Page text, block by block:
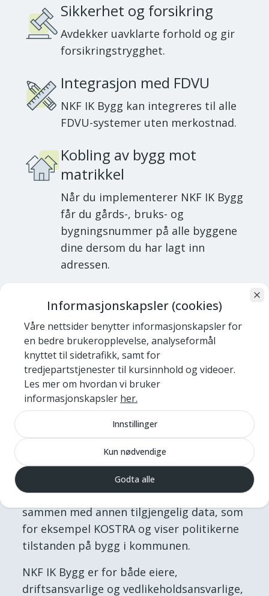
Sikkerhet og forsikring
Avdekker uavklarte forhold og gir
forsikringstrygghet.
Integrasjon med FDVU
NKF IK Bygg kan integreres til alle
FDVU-systemer uten merkostnad.
Kobling av bygg mot
matrikkel
Når du implementerer NKF IK Bygg
får du gårds-, bruks- og
bygningsnummer på alle byggene
dine dersom du har lagt inn
adressen.
Webløsning
Vi tilbyr din kommune å bruke NKF
IK Bygg selv om din FDVU-
leverandør ikke har integrasjon
mot NKF IK Bygg klar.
Ved å synliggjøre tilstand og risiko i
bygningsmassen gir sjekklistene deg
et strategisk grunnlag for prioriteringer
og politisk støtte.
Relevante data som registreres i NKF IK
Bygg, vises påpolitikerdashbord.no
sammen med annen tilgjengelig data, som
for eksempel KOSTRA og viser politikerne
tilstanden på bygg i kommunen.
NKF IK Bygg er for både eiere,
driftsansvarlige og vedlikeholdsansvarlige,
Informasjonskapsler (cookies)
Våre nettsider benytter informasjonskapsler for
en bedre brukeropplevelse, analyseformål
knyttet til sidetrafikk, samt for
tredjepartstjenester til kursinnhold og videoer.
Les mer om hvordan vi bruker
informasjonskapsler her.
Innstillinger
Kun nødvendige
Godta alle